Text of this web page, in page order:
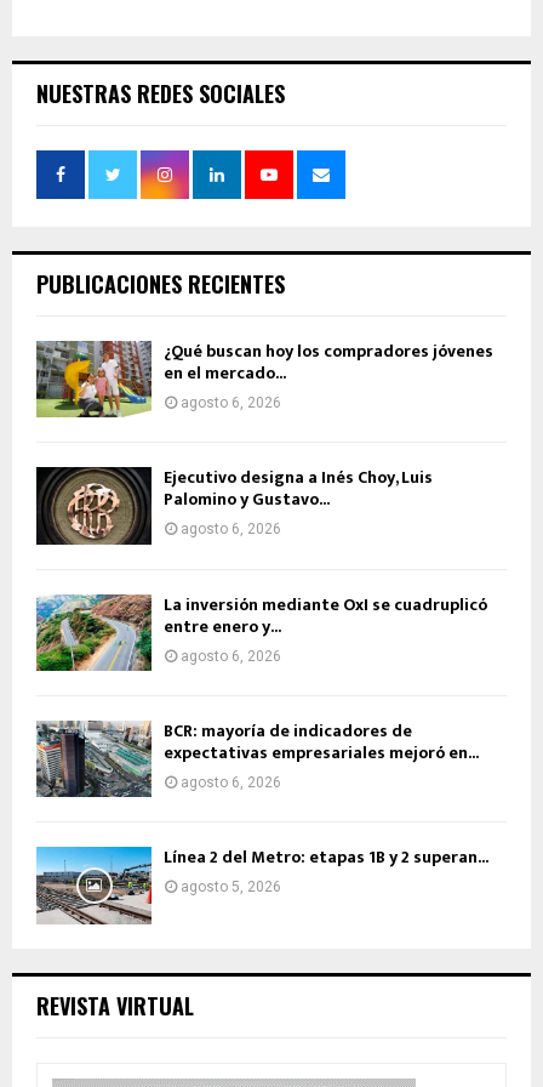
NUESTRAS REDES SOCIALES
PUBLICACIONES RECIENTES
¿Qué buscan hoy los compradores jóvenes
en el mercado...
agosto 6, 2026
Ejecutivo designa a Inés Choy, Luis
Palomino y Gustavo...
agosto 6, 2026
La inversión mediante OxI se cuadruplicó
entre enero y...
agosto 6, 2026
BCR: mayoría de indicadores de
expectativas empresariales mejoró en...
agosto 6, 2026
Línea 2 del Metro: etapas 1B y 2 superan...
agosto 5, 2026
REVISTA VIRTUAL